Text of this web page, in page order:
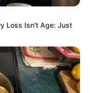
Loss Isn't Age: Just